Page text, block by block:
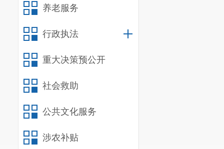
养老服务
行政执法
重大决策预公开
社会救助
公共文化服务
涉农补贴